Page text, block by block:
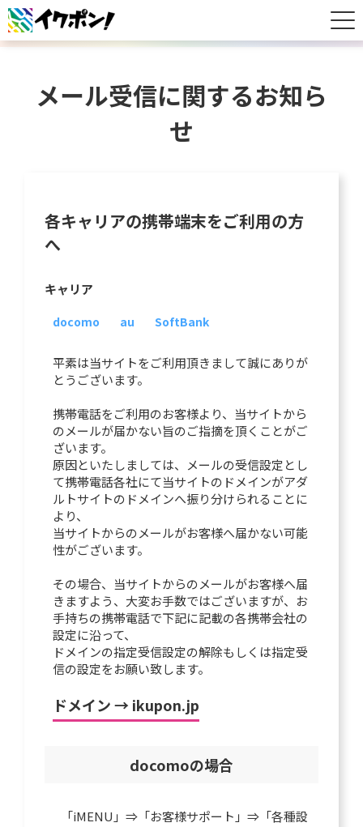
メール受信に関するお知ら
せ
各キャリアの携帯端末をご利用の方
へ
キャリア
docomo au SoftBank
平素は当サイトをご利用頂きまして誠にありが
とうございます。
携帯電話をご利用のお客様より、当サイトから
のメールが届かない旨のご指摘を頂くことがご
ざいます。
原因といたしましては、メールの受信設定とし
て携帯電話各社にて当サイトのドメインがアダ
ルトサイトのドメインへ振り分けられることに
より、
当サイトからのメールがお客様へ届かない可能
性がございます。
その場合、当サイトからのメールがお客様へ届
きますよう、大変お手数ではございますが、お
手持ちの携帯電話で下記に記載の各携帯会社の
設定に沿って、
ドメインの指定受信設定の解除もしくは指定受
信の設定をお願い致します。
ドメイン → ikupon.jp
docomoの場合
「iMENU」⇒「お客様サポート」⇒「各種設